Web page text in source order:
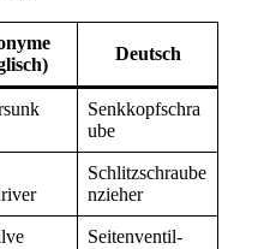
Deutsch
Senkkopfschra
ube
Schlitzschraube
nzieher
Seitenventil-